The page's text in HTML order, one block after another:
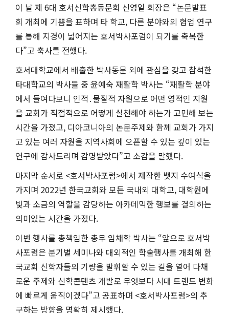
이 날 제 6대 호서신학총동문회 신영일 회장은 “논문발표
회 개최에 기쁨을 표하며 타 학교, 다른 분야와의 협업 연구
를 통해 지경이 넓어지는 호서박사포럼이 되기를 축복한
다”고 축사를 전했다.
호서대학교에서 배출한 박사동문 외에 관심을 갖고 참석한
타대학교의 박사들 중 윤예숙 재활학 박사는 “재활학 분야
에서 들여다보니 인적․물질적 자원으로 어떤 영적인 지원
을 교회가 직접적으로 어떻게 실천해야 하는가 고민해 보는
시간을 가졌고, 디아코니아의 논문주제와 함께 교회가 가지
고 있는 여러 자원을 지역사회에 오픈할 수 있는 깊이 있는
연구에 감사드리며 감명받았다”고 소감을 말했다.
마지막 순서로 <호서박사포럼>에서 제작한 뱃지 수여식을
가지며 2022년 한국교회와 모든 국내외 대학교, 대학원에
빛과 소금의 역할을 감당하는 아카데믹한 행보를 결의하는
의미있는 시간을 가졌다.
이번 행사를 총책임한 총무 임채학 박사는 “앞으로 호서박
사포럼은 분기별 세미나와 대외적인 학술행사를 개최해 한
국교회 신학자들의 기량을 발휘할 수 있는 길을 열어 다채
로운 주제와 신학콘텐츠 개발로 무엇보다 시대 트랜드 변화
에 빠르게 움직이겠다”고 공표하며 <호서박사포럼>의 추
구하는 방향을 명확히 제시했다.